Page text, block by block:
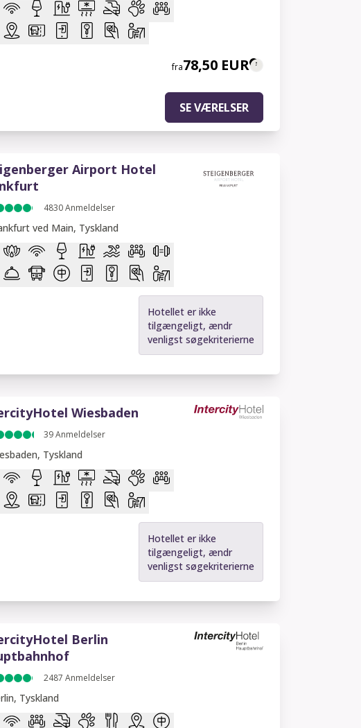
fra78,50 EUR
SE VÆRELSER
Airport Hotel
4830Anmeldelser
ved Main, Tyskland
Hotellet er ikke
tilgængeligt, ændr
venligst søgekriterierne
Wiesbaden
39Anmeldelser
Tyskland
Hotellet er ikke
tilgængeligt, ændr
venligst søgekriterierne
Berlin
2487 Anmeldelser
Tyskland